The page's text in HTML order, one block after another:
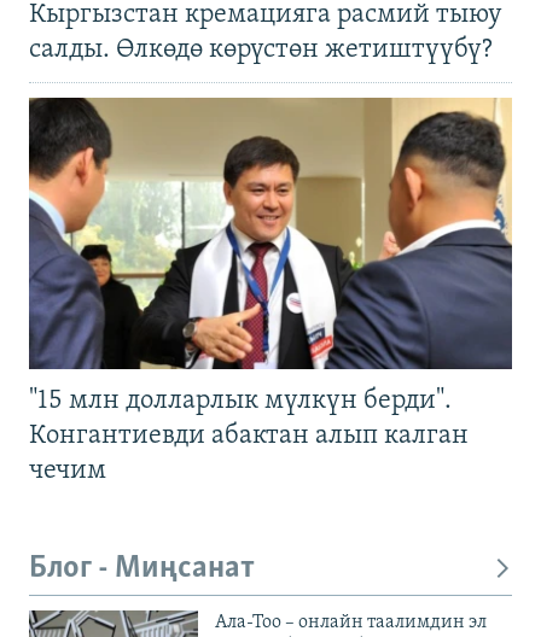
Кыргызстан кремацияга расмий тыюу
салды. Өлкөдө көрүстөн жетиштүүбү?
"15 млн долларлык мүлкүн берди".
Конгантиевди абактан алып калган
чечим
Блог - Миңсанат
Ала-Тоо – онлайн таалимдин эл